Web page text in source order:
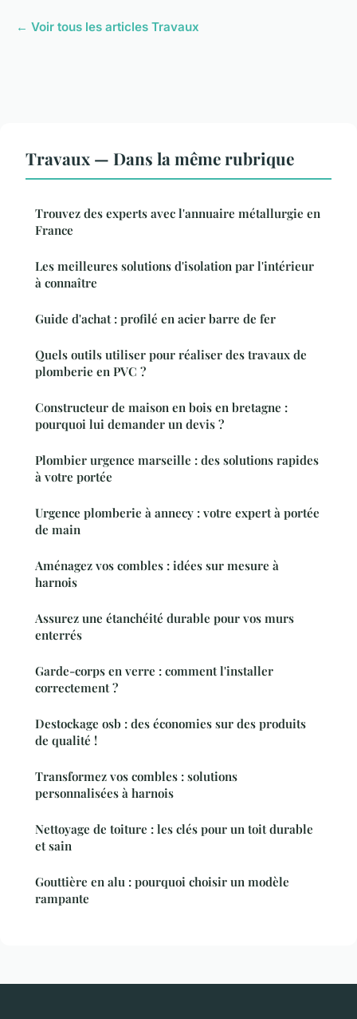
← Voir tous les articles Travaux
Travaux — Dans la même rubrique
Trouvez des experts avec l'annuaire métallurgie en
France
Les meilleures solutions d'isolation par l'intérieur
à connaître
Guide d'achat : profilé en acier barre de fer
Quels outils utiliser pour réaliser des travaux de
plomberie en PVC ?
Constructeur de maison en bois en bretagne :
pourquoi lui demander un devis ?
Plombier urgence marseille : des solutions rapides
à votre portée
Urgence plomberie à annecy : votre expert à portée
de main
Aménagez vos combles : idées sur mesure à
harnois
Assurez une étanchéité durable pour vos murs
enterrés
Garde-corps en verre : comment l'installer
correctement ?
Destockage osb : des économies sur des produits
de qualité !
Transformez vos combles : solutions
personnalisées à harnois
Nettoyage de toiture : les clés pour un toit durable
et sain
Gouttière en alu : pourquoi choisir un modèle
rampante